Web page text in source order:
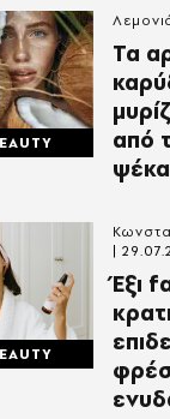
Τα
από
Έξι